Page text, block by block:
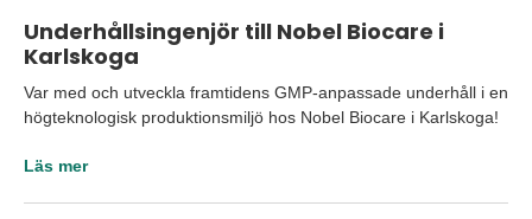
Underhållsingenjör till Nobel Biocare i
Karlskoga
Var med och utveckla framtidens GMP-anpassade underhåll i en
högteknologisk produktionsmiljö hos Nobel Biocare i Karlskoga!
Läs mer